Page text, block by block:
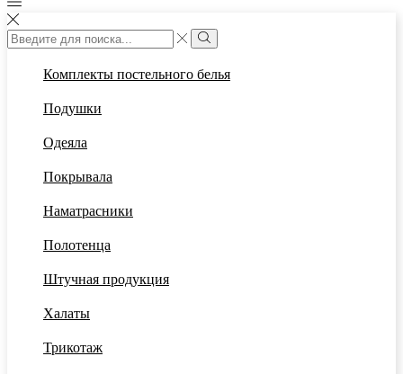
Search
input
Search
Комплекты постельного белья
Подушки
Одеяла
Покрывала
Наматрасники
Полотенца
Штучная продукция
Халаты
Трикотаж